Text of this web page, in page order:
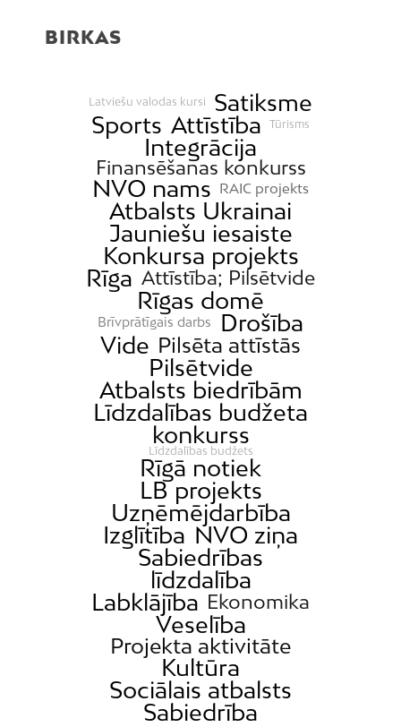
BIRKAS
Latviešu valodas kursi
Satiksme
Sports Attīstība Tūrisms
Integrācija
Finansēšanas konkurss
NVO nams RAIC projekts
Atbalsts Ukrainai
Jauniešu iesaiste
Konkursa projekts
Rīga Attīstība; Pilsētvide
Rīgas domē
Brīvprātīgais darbs
Drošība
Vide Pilsēta attīstās
Pilsētvide
Atbalsts biedrībām
Līdzdalības budžeta
konkurss
Līdzdalības budžets
Rīgā notiek
LB projekts
Uzņēmējdarbība
Izglītība NVO ziņa
Sabiedrības
līdzdalība
Labklājība Ekonomika
Veselība
Projekta aktivitāte
Kultūra
Sociālais atbalsts
Sabiedrība